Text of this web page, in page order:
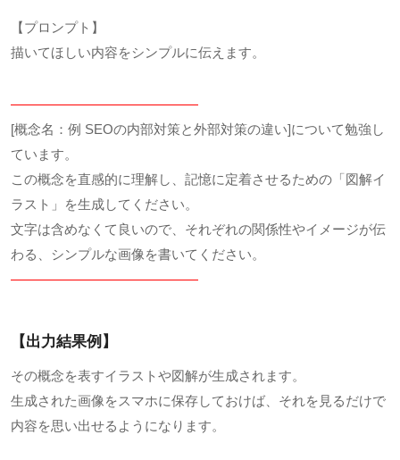
【プロンプト】
描いてほしい内容をシンプルに伝えます。
——————————————
[概念名：例 SEOの内部対策と外部対策の違い]について勉強し
ています。
この概念を直感的に理解し、記憶に定着させるための「図解イ
ラスト」を生成してください。
文字は含めなくて良いので、それぞれの関係性やイメージが伝
わる、シンプルな画像を書いてください。
——————————————
【出力結果例】
その概念を表すイラストや図解が生成されます。
生成された画像をスマホに保存しておけば、それを見るだけで
内容を思い出せるようになります。